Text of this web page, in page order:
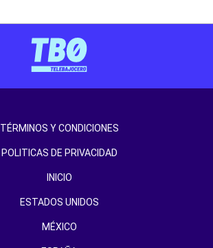
TÉRMINOS Y CONDICIONES
POLITICAS DE PRIVACIDAD
INICIO
ESTADOS UNIDOS
MÉXICO